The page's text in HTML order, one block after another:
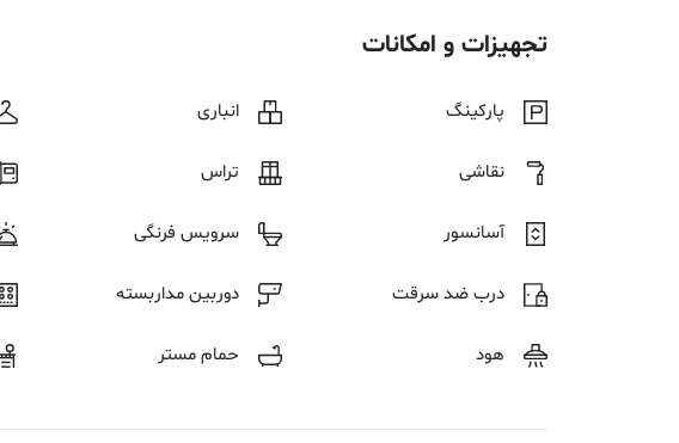
تجهیزات و امکانات
پارکینگ انباری
نقاشی تراس
آسانسور سرویس فرنگی
درب ضد سرقت دوربین مداربسته
هود حمام مستر